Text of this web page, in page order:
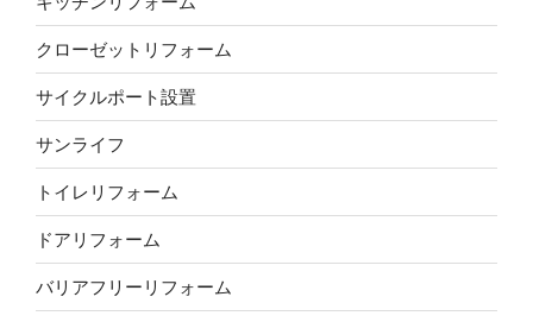
クローゼットリフォーム
サイクルポート設置
サンライフ
トイレリフォーム
ドアリフォーム
バリアフリーリフォーム